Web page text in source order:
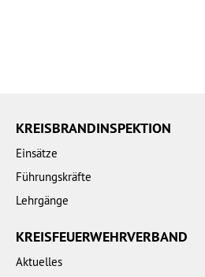
KREISBRANDINSPEKTION
Einsätze
Führungskräfte
Lehrgänge
KREISFEUERWEHRVERBAND
Aktuelles